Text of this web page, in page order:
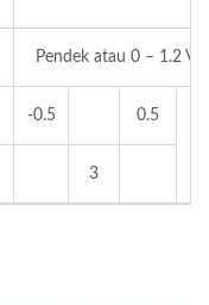
Pendek atau 0 – 1.2
-0.5
0.5
3